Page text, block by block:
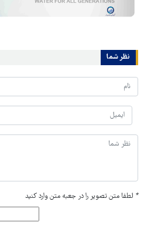
نظر شما
* لطفا متن تصویر را در جعبه متن وارد کنید